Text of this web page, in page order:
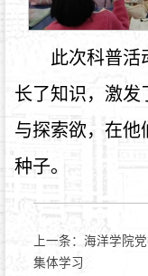
此次科普活
长了知识，激发
与探索欲，在他
种子。
上一条： 海洋学院
集体学习